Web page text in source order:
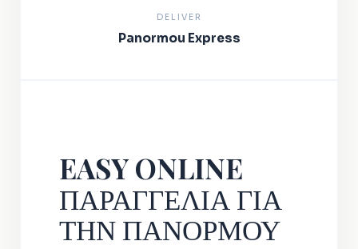
DELIVER
Panormou Express
EASY ONLINE
ΠΑΡΑΓΓΕΛΙΑ ΓΙΑ
ΤΗΝ ΠΑΝΟΡΜΟΥ